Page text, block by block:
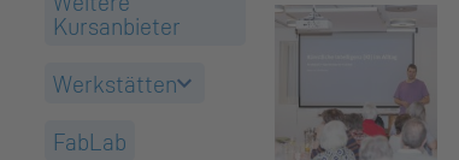
Kursanbieter
Werkstätten
FabLab